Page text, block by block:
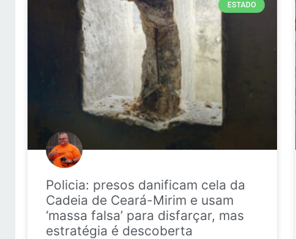
ESTADO
Policia: presos danificam cela da
Cadeia de Ceará-Mirim e usam
‘massa falsa’ para disfarçar, mas
estratégia é descoberta